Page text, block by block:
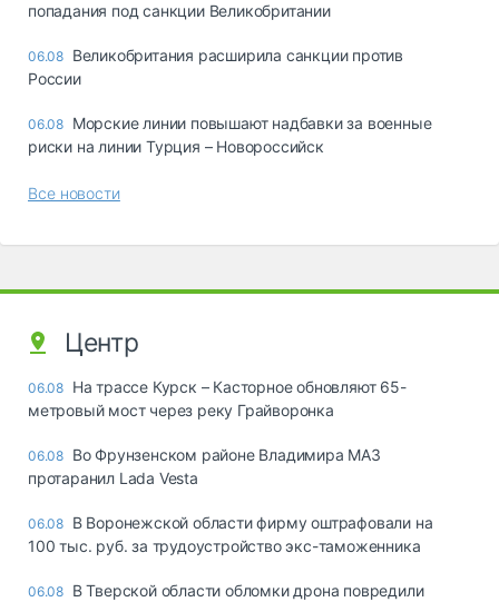
попадания под санкции Великобритании
06.08 Великобритания расширила санкции против
России
06.08 Морские линии повышают надбавки за военные
риски на линии Турция – Новороссийск
Все новости
Центр
06.08 На трассе Курск – Касторное обновляют 65-
метровый мост через реку Грайворонка
06.08 Во Фрунзенском районе Владимира МАЗ
протаранил Lada Vesta
06.08 В Воронежской области фирму оштрафовали на
100 тыс. руб. за трудоустройство экс-таможенника
06.08 В Тверской области обломки дрона повредили